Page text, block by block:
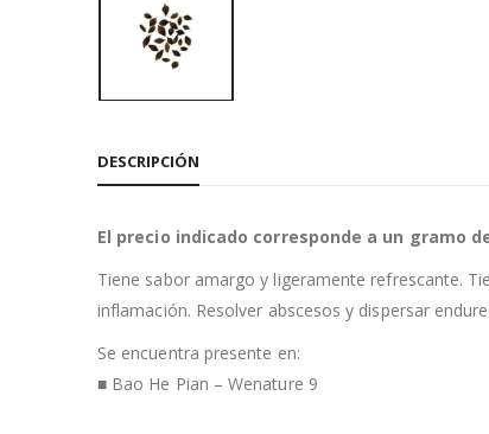
DESCRIPCIÓN
El precio indicado corresponde a un gramo
Tiene sabor amargo y ligeramente refrescante.
inflamación. Resolver abscesos y dispersar
Se encuentra presente en:
■ Bao He Pian – Wenature 9